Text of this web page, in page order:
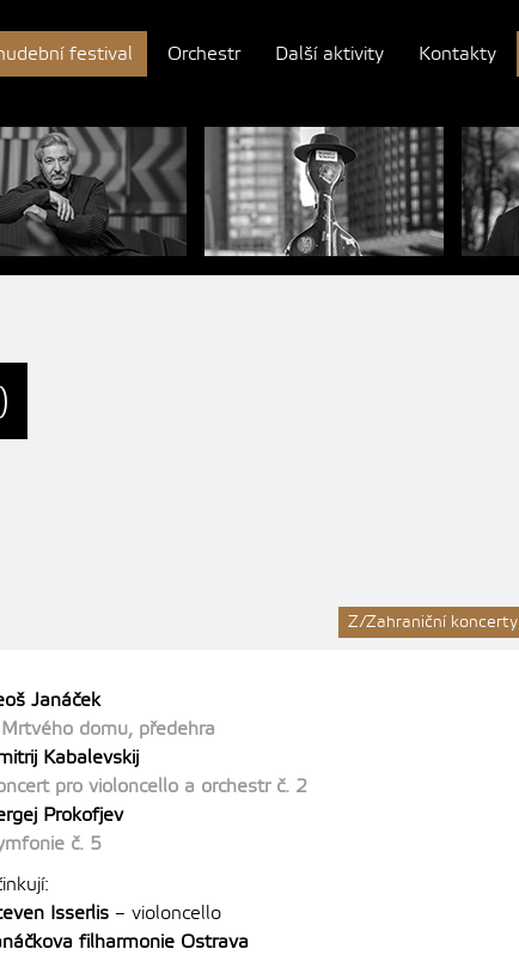
festival Orchestr Další aktivity Kontakty
Z/Zahraniční koncerty
Janáček
domu, předehra
Kabalevskij
pro violoncello a orchestr č. 2
Prokofjev
č. 5
Isserlis – violoncello
filharmonie Ostrava